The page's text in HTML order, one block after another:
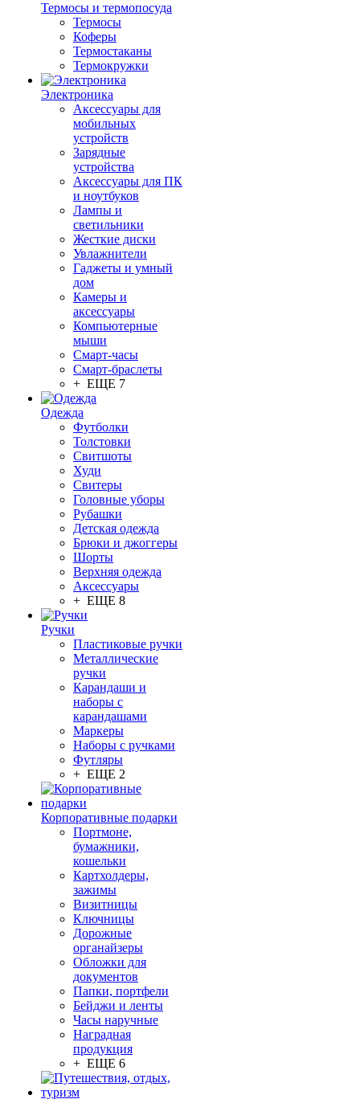
Термосы и термопосуда
Термосы
Коферы
Термостаканы
Термокружки
Электроника
Аксессуары для
мобильных
устройств
Зарядные
устройства
Аксессуары для ПК
и ноутбуков
Лампы и
светильники
Жесткие диски
Увлажнители
Гаджеты и умный
дом
Камеры и
аксессуары
Компьютерные
мыши
Смарт-часы
Смарт-браслеты
+ ЕЩЕ 7
Одежда
Футболки
Толстовки
Свитшоты
Худи
Свитеры
Головные уборы
Рубашки
Детская одежда
Брюки и джоггеры
Шорты
Верхняя одежда
Аксессуары
+ ЕЩЕ 8
Ручки
Пластиковые ручки
Металлические
ручки
Карандаши и
наборы с
карандашами
Маркеры
Наборы с ручками
Футляры
+ ЕЩЕ 2
Корпоративные подарки
Портмоне,
бумажники,
кошельки
Картхолдеры,
зажимы
Визитницы
Ключницы
Дорожные
органайзеры
Обложки для
документов
Папки, портфели
Бейджи и ленты
Часы наручные
Наградная
продукция
+ ЕЩЕ 6